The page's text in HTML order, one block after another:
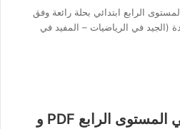
الرابع ابتدائي بحلة رائعة وفق
(الجيد في الرياضيات – المفيد في
جذاذات النشاط العلمي المستوى الرابع PDF و